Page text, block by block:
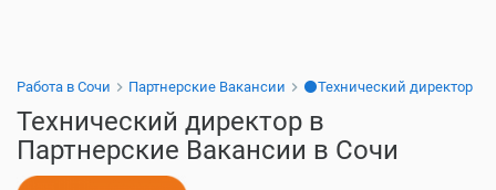
Работа в Сочи Партнерские Вакансии ⚫Технический директор
Технический директор в
Партнерские Вакансии в Сочи